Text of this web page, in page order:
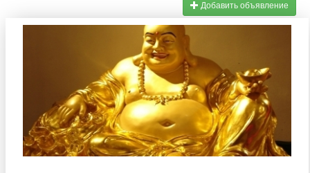
Добавить объявление